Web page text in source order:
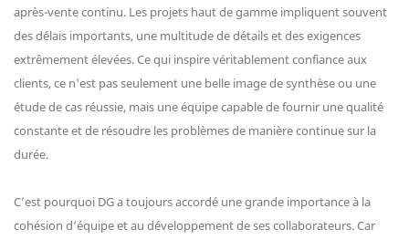
après-vente continu. Les projets haut de gamme impliquent souvent
des délais importants, une multitude de détails et des exigences
extrêmement élevées. Ce qui inspire véritablement confiance aux
clients, ce n'est pas seulement une belle image de synthèse ou une
étude de cas réussie, mais une équipe capable de fournir une qualité
constante et de résoudre les problèmes de manière continue sur la
durée.
C’est pourquoi DG a toujours accordé une grande importance à la
cohésion d’équipe et au développement de ses collaborateurs. Car